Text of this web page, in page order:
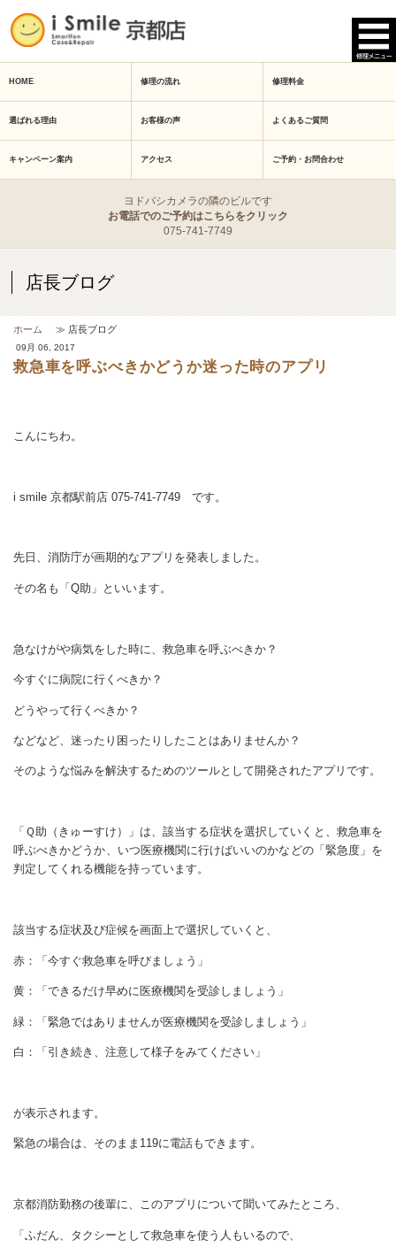
HOME 修理の流れ 修理料金
選ばれる理由 お客様の声 よくあるご質問
キャンペーン案内 アクセス ご予約・お問合わせ
ヨドバシカメラの隣のビルです
お電話でのご予約はこちらをクリック
075-741-7749
店長ブログ
ホーム ≫ 店長ブログ
09月 06, 2017
救急車を呼ぶべきかどうか迷った時のアプリ
こんにちわ。
i smile 京都駅前店 075-741-7749 です。
先日、消防庁が画期的なアプリを発表しました。
その名も「Q助」といいます。
急なけがや病気をした時に、救急車を呼ぶべきか？
今すぐに病院に行くべきか？
どうやって行くべきか？
などなど、迷ったり困ったりしたことはありませんか？
そのような悩みを解決するためのツールとして開発されたアプリです。
「Ｑ助（きゅーすけ）」は、該当する症状を選択していくと、救急車を
呼ぶべきかどうか、いつ医療機関に行けばいいのかなどの「緊急度」を
判定してくれる機能を持っています。
該当する症状及び症候を画面上で選択していくと、
赤：「今すぐ救急車を呼びましょう」
黄：「できるだけ早めに医療機関を受診しましょう」
緑：「緊急ではありませんが医療機関を受診しましょう」
白：「引き続き、注意して様子をみてください」
が表示されます。
緊急の場合は、そのまま119に電話もできます。
京都消防勤務の後輩に、このアプリについて聞いてみたところ、
「ふだん、タクシーとして救急車を使う人もいるので、